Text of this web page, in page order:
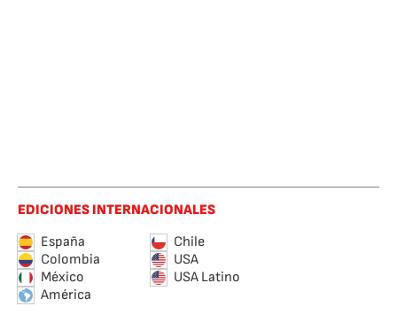
EDICIONES INTERNACIONALES
España
Chile
Colombia
USA
México
USA Latino
América